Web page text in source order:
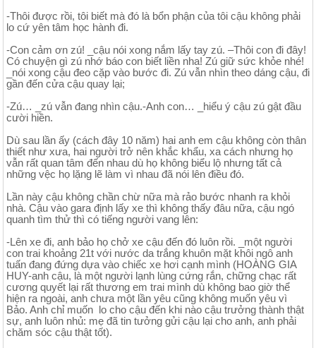
-Thôi được rồi, tôi biết mà đó là bổn phận của tôi cậu không phải
lo cứ yên tâm học hành đi.
-Con cảm ơn zú! _cậu nói xong nắm lấy tay zú. –Thôi con đi đây!
Có chuyện gì zú nhớ báo con biết liền nha! Zú giữ sức khỏe nhé!
_nói xong cậu đeo cặp vào bước đi. Zú vẫn nhìn theo dáng cậu, đi
gần đến cửa cậu quay lại;
-Zú… _zú vẫn đang nhìn cậu.-Anh con… _hiểu ý cậu zú gật đầu
cười hiền.
Dù sau lần ấy (cách đây 10 năm) hai anh em cậu không còn thân
thiết như xưa, hai người trở nên khắc khẩu, xa cách nhưng họ
vẫn rất quan tâm đến nhau dù họ không biểu lộ nhưng tất cả
những vệc họ lặng lẽ làm vì nhau đã nói lên điều đó.
Lần này cậu không chần chừ nữa mà rảo bước nhanh ra khỏi
nhà. Cậu vào gara định lấy xe thì không thấy đâu nữa, cậu ngó
quanh tìm thử thì có tiếng người vang lên:
-Lên xe đi, anh bảo họ chở xe cậu đến đó luôn rồi. _một người
con trai khoảng 21t với nước da trắng khuôn mặt khôi ngô anh
tuấn đang đứng dựa vào chiếc xe hơi cạnh mình (HOÀNG GIA
HUY-anh cậu, là một người lạnh lùng cứng rắn, chững chạc rất
cương quyết lại rất thương em trai mình dù không bao giờ thể
hiện ra ngoài, anh chưa một lần yêu cũng không muốn yêu vì
Bảo. Anh chỉ muốn lo cho cậu đến khi nào cậu trưởng thành thật
sự, anh luôn nhủ: mẹ đã tin tưởng gửi cậu lại cho anh, anh phải
chăm sóc cậu thật tốt).